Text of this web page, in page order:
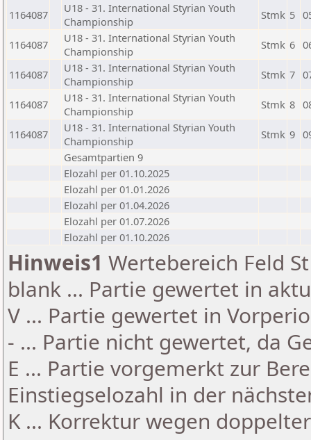
1164087
U18 - 31. International Styrian Youth
Championship
Stmk 5
1164087
U18 - 31. International Styrian Youth
Championship
Stmk 6
1164087
U18 - 31. International Styrian Youth
Championship
Stmk 7
1164087
U18 - 31. International Styrian Youth
Championship
Stmk 8
1164087
U18 - 31. International Styrian Youth
Championship
Stmk 9
Gesamtpartien 9
Elozahl per 01.10.2025
Elozahl per 01.01.2026
Elozahl per 01.04.2026
Elozahl per 01.07.2026
Elozahl per 01.10.2026
Hinweis1 Wertebereich Feld
blank ... Partie gewertet in
V ... Partie gewertet in
- ... Partie nicht gewertet, da
E ... Partie vorgemerkt zur
Einstiegselozahl in der
K ... Korrektur wegen